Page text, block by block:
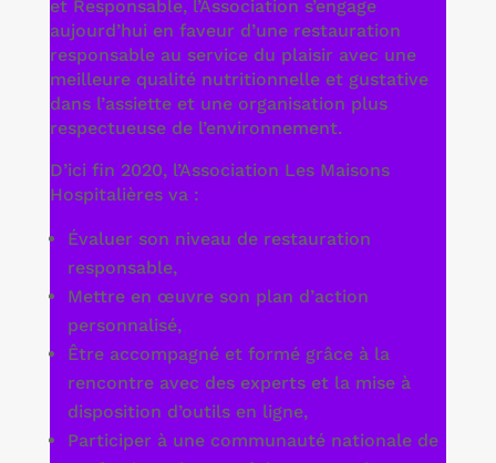
et Responsable, l’Association s’engage
aujourd’hui en faveur d’une restauration
responsable au service du plaisir avec une
meilleure qualité nutritionnelle et gustative
dans l’assiette et une organisation plus
respectueuse de l’environnement.
D’ici fin 2020, l’Association Les Maisons
Hospitalières va :
Évaluer son niveau de restauration
responsable,
Mettre en œuvre son plan d’action
personnalisé,
Être accompagné et formé grâce à la
rencontre avec des experts et la mise à
disposition d’outils en ligne,
Participer à une communauté nationale de